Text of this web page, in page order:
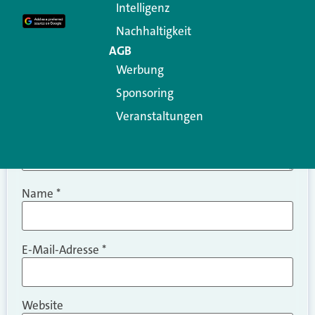
Kommentar
Name *
E-Mail-Adresse *
Website
Intelligenz
Nachhaltigkeit
AGB
Werbung
Sponsoring
Veranstaltungen